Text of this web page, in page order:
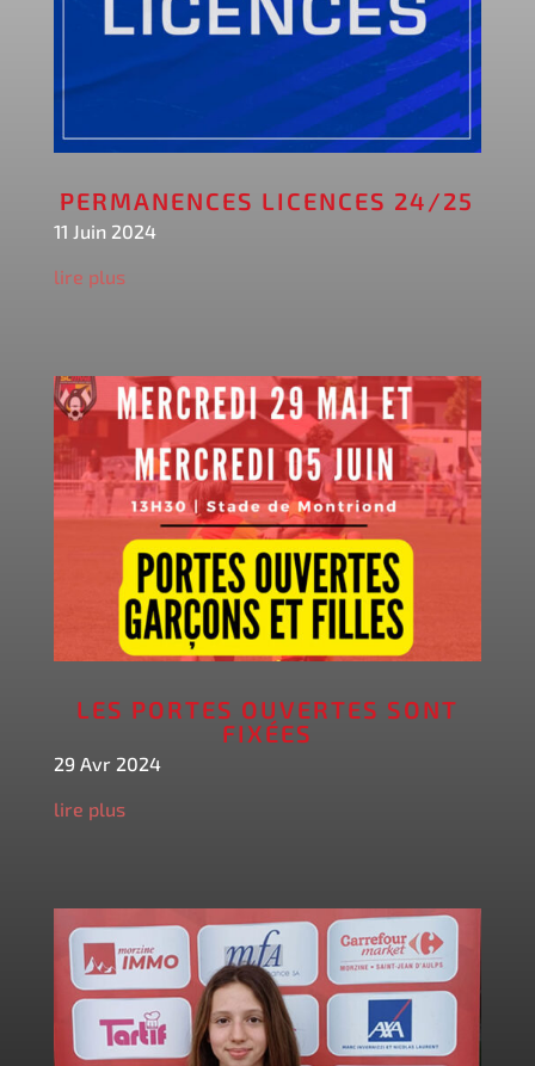
PERMANENCES LICENCES 24/25
11 Juin 2024
lire plus
LES PORTES OUVERTES SONT
FIXÉES
29 Avr 2024
lire plus